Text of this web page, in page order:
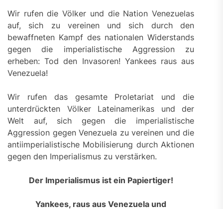
Wir rufen die Völker und die Nation Venezuelas
auf, sich zu vereinen und sich durch den
bewaffneten Kampf des nationalen Widerstands
gegen die imperialistische Aggression zu
erheben: Tod den Invasoren! Yankees raus aus
Venezuela!
Wir rufen das gesamte Proletariat und die
unterdrückten Völker Lateinamerikas und der
Welt auf, sich gegen die imperialistische
Aggression gegen Venezuela zu vereinen und die
antiimperialistische Mobilisierung durch Aktionen
gegen den Imperialismus zu verstärken.
Der Imperialismus ist ein Papiertiger!
Yankees, raus aus Venezuela und